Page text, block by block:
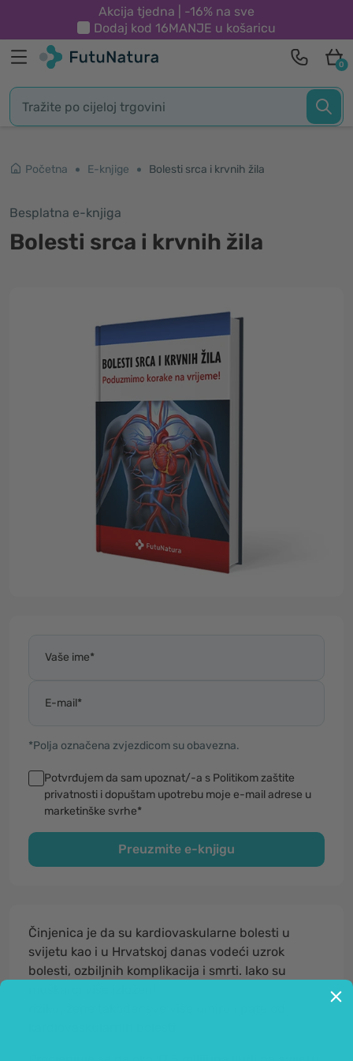
Akcija tjedna | -16% na sve
Dodaj kod 16MANJE u košaricu
0
Početna E-knjige Bolesti srca i krvnih žila
Besplatna e-knjiga
Bolesti srca i krvnih žila
Vaše ime*
E-mail*
*Polja označena zvjezdicom su obavezna.
Potvrđujem da sam upoznat/-a s Politikom zaštite
privatnosti i dopuštam upotrebu moje e-mail adrese u
marketinške svrhe*
Preuzmite e-knjigu
Činjenica je da su kardiovaskularne bolesti u
svijetu kao i u Hrvatskoj danas vodeći uzrok
bolesti, ozbiljnih komplikacija i smrti. Iako su